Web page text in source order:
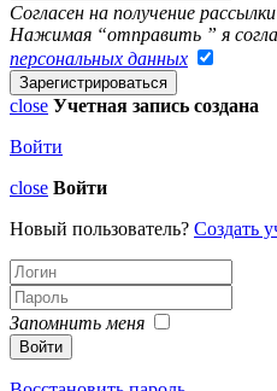
Согласен на получение рассылки
Нажимая “отправить ” я
персональных данных
close Учетная запись создана
Войти
close Войти
Новый пользователь? Создать
Запомнить меня